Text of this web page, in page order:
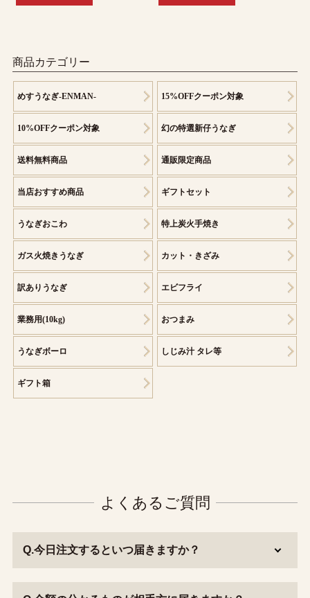
商品カテゴリー
めすうなぎ-ENMAN- 15%OFFクーポン対象
10%OFFクーポン対象 幻の特選新仔うなぎ
送料無料商品 通販限定商品
当店おすすめ商品 ギフトセット
うなぎおこわ 特上炭火手焼き
ガス火焼きうなぎ カット・きざみ
訳ありうなぎ エビフライ
業務用(10kg) おつまみ
うなぎボーロ しじみ汁 タレ等
ギフト箱
よくあるご質問
Q.今日注文するといつ届きますか？